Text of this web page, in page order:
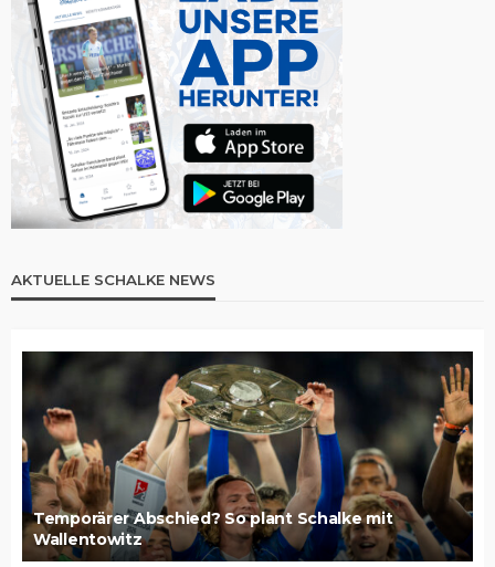
AKTUELLE SCHALKE NEWS
Temporärer Abschied? So plant Schalke mit
Wallentowitz